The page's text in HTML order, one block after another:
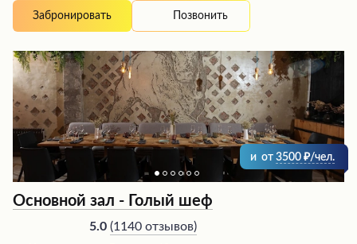
слаженной командой. Размеры банкетного зала
позволяют свободно разместить большие компании и
удостаивается акустика зала, создающая комфортную
атмосферу для живой музыки. Ресторан располагает
просторной парковкой, предлагая гостям удобство и
высокий уровень сервиса.
Забронировать Позвонить
и от 3500 /чел.
Основной зал - Голый шеф
5.0 (1140 отзывов)